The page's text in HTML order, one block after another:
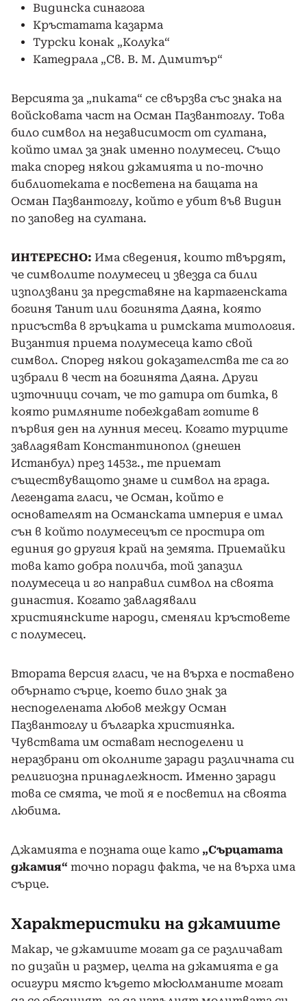
Видинска синагога
Кръстатата казарма
Турски конак „Колука“
Катедрала „Св. В. М. Димитър“
Версията за „пиката“ се свързва със знака на
войсковата част на Осман Пазвантоглу. Това
било символ на независимост от султана,
който имал за знак именно полумесец. Също
така според някои джамията и по-точно
библиотеката е посветена на бащата на
Осман Пазвантоглу, който е убит във Видин
по заповед на султана.
ИНТЕРЕСНО: Има сведения, които твърдят,
че символите полумесец и звезда са били
използвани за представяне на картагенската
богиня Танит или богинята Даяна, която
присъства в гръцката и римската митология.
Византия приема полумесеца като свой
символ. Според някои доказателства те са го
избрали в чест на богинята Даяна. Други
източници сочат, че то датира от битка, в
която римляните побеждават готите в
първия ден на лунния месец. Когато турците
завладяват Константинопол (днешен
Истанбул) през 1453г., те приемат
съществуващото знаме и символ на града.
Легендата гласи, че Осман, който е
основателят на Османската империя е имал
сън в който полумесецът се простира от
единия до другия край на земята. Приемайки
това като добра поличба, той запазил
полумесеца и го направил символ на своята
династия. Когато завладявали
християнските народи, сменяли кръстовете
с полумесец.
Втората версия гласи, че на върха е поставено
обърнато сърце, което било знак за
несподелената любов между Осман
Пазвантоглу и българка християнка.
Чувствата им остават несподелени и
неразбрани от околните заради различната си
религиозна принадлежност. Именно заради
това се смята, че той я е посветил на своята
любима.
Джамията е позната още като „Сърцатата
джамия“ точно поради факта, че на върха има
сърце.
Характеристики на джамиите
Макар, че джамиите могат да се различават
по дизайн и размер, целта на джамията е да
осигури място където мюсюлманите могат